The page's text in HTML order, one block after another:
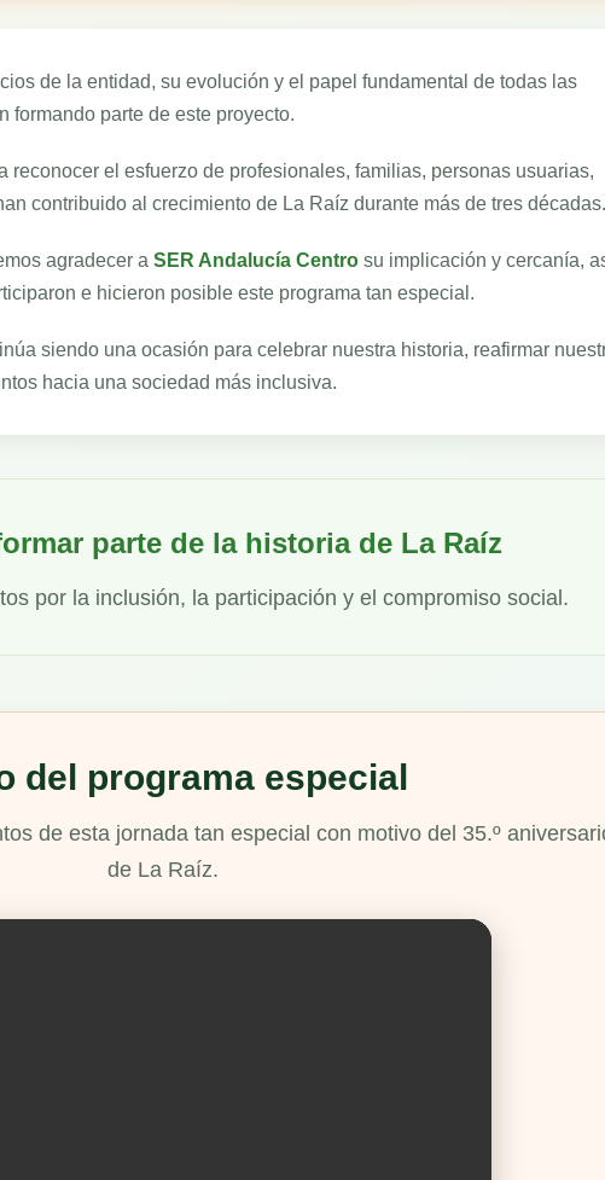
de la entidad, su evolución y el papel fundamental de todas las
formando parte de este proyecto.
reconocer el esfuerzo de profesionales, familias, personas usuarias,
contribuido al crecimiento de La Raíz durante más de tres décadas.
agradecer a SER Andalucía Centro su implicación y cercanía,
e hicieron posible este programa tan especial.
siendo una ocasión para celebrar nuestra historia, reafirmar
hacia una sociedad más inclusiva.
parte de la historia de La Raíz
por la inclusión, la participación y el compromiso social.
del programa especial
de esta jornada tan especial con motivo del 35.º
de La Raíz.